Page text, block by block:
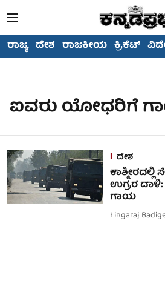
ರಾಜ್ಯ ದೇಶ ರಾಜಕೀಯ ಕ್ರಿಕೆಟ್
ಐವರು ಯೋಧರಿಗೆ
ದೇಶ
ಉಗ್ರರ
ಗಾಯ
Lingaraj